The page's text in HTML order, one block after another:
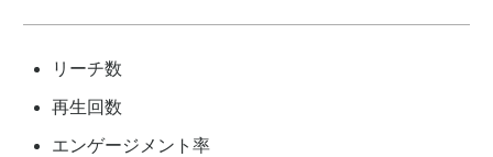
リーチ数
再生回数
エンゲージメント率